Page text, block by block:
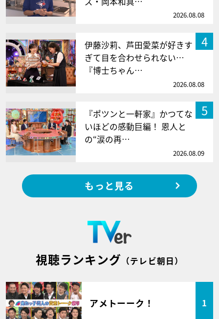
2026.08.08
4
伊藤沙莉、芦田愛菜が好きす
ぎて目を合わせられない…
『博士ちゃん…
2026.08.08
5
『ポツンと一軒家』かつてな
いほどの感動巨編！ 恩人と
の“涙の再…
2026.08.09
もっと見る
視聴ランキング （テレビ朝日）
アメトーーク！ 1